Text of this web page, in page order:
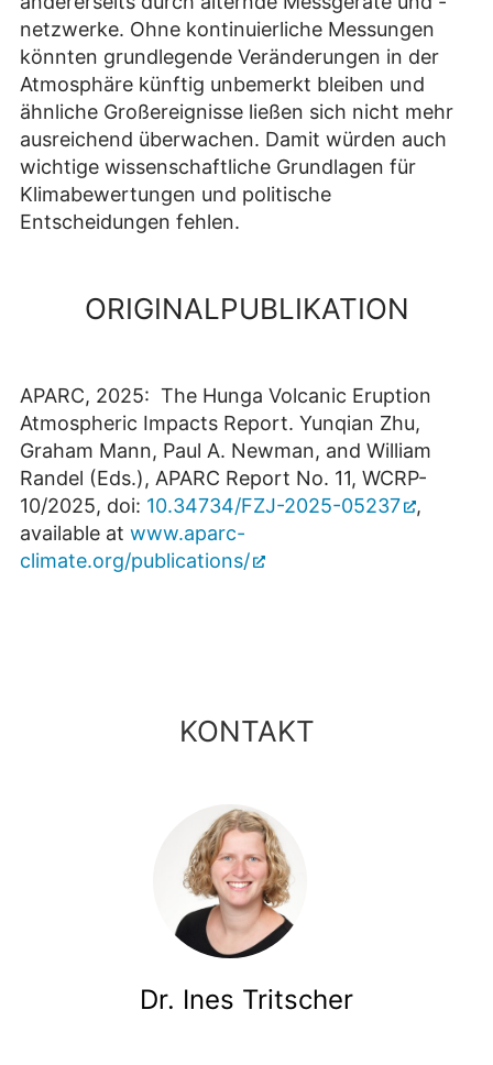
netzwerke. Ohne kontinuierliche Messungen
könnten grundlegende Veränderungen in der
Atmosphäre künftig unbemerkt bleiben und
ähnliche Großereignisse ließen sich nicht mehr
ausreichend überwachen. Damit würden auch
wichtige wissenschaftliche Grundlagen für
Klimabewertungen und politische
Entscheidungen fehlen.
ORIGINALPUBLIKATION
APARC, 2025: The Hunga Volcanic Eruption
Atmospheric Impacts Report. Yunqian Zhu,
Graham Mann, Paul A. Newman, and William
Randel (Eds.), APARC Report No. 11, WCRP-
10/2025, doi: 10.34734/FZJ-2025-05237
,
available at www.aparc-
climate.org/publications/
KONTAKT
Dr. Ines Tritscher